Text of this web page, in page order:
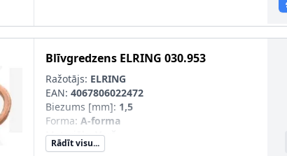
Blīvgredzens ELRING 030.953
Ražotājs: ELRING
EAN: 4067806022472
Biezums [mm]: 1,5
Forma: A-forma
Materiāls:Varš
Iekšējais diametrs [mm]
Rādīt visu...